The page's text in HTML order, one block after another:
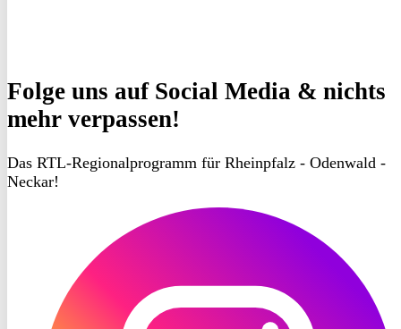
Folge uns auf Social Media & nichts
mehr verpassen!
Das RTL-Regionalprogramm für Rheinpfalz - Odenwald -
Neckar!
Instagram